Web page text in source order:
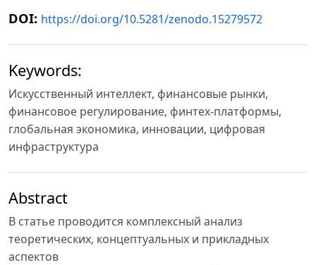
DOI: https://doi.org/10.5281/zenodo.15279572
Keywords:
Искусственный интеллект, финансовые рынки,
финансовое регулирование, финтех-платформы,
глобальная экономика, инновации, цифровая
инфраструктура
Abstract
В статье проводится комплексный анализ
теоретических, концептуальных и прикладных
аспектов